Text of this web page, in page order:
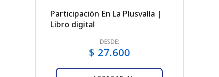
Participación En La Plusvalía |
Libro digital
DESDE:
$ 27.600